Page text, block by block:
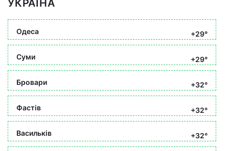
УКРАЇНА
Одеса +29°
Суми +29°
Бровари +32°
Фастів +32°
Васильків +32°